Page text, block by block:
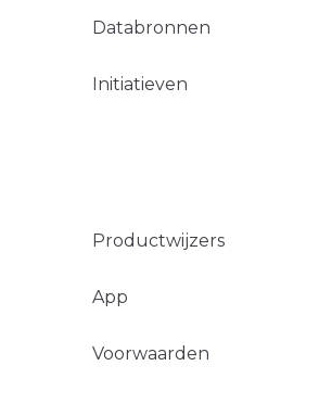
Databronnen
Initiatieven
Productwijzers
App
Voorwaarden